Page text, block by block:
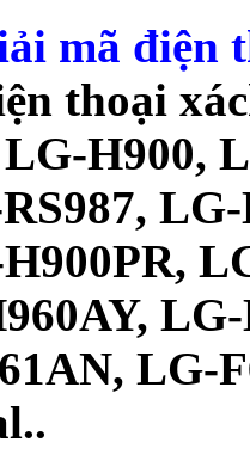
mã điện
thoại
H900,
LG-